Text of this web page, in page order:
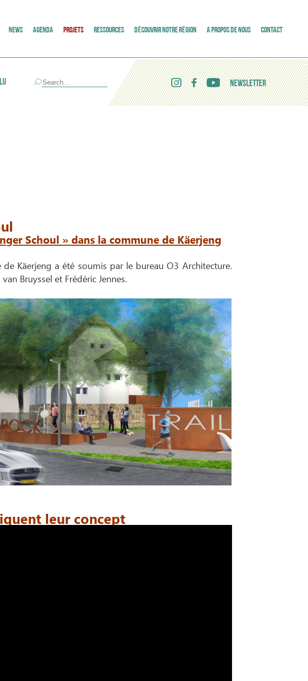
NEWS AGENDA PROJETS RESSOURCES DÉCOUVRIR NOTRE RÉGION A PROPOS DE NOUS CONTACT
LU NEWSLETTER
Schoul » dans la commune de Käerjeng
Käerjeng a été soumis par le bureau O3 Architecture.
Bruyssel et Frédéric Jennes.
leur concept